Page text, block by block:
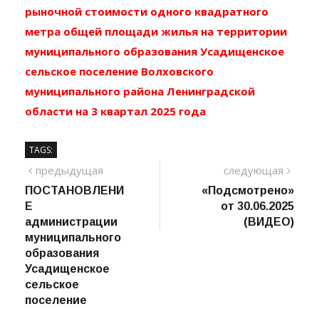
рыночной стоимости одного квадратного
метра общей площади жилья на территории
муниципального образования Усадищенское
сельское поселение Волховского
муниципального района Ленинградской
области на 3 квартал 2025 года
TAGS:
Навигация
по
записям
предыдущая
ПОСТАНОВЛЕНИ
Е
администрации
муниципального
образования
Усадищенское
сельское
поселение
следующая
пост
«Подсмотрено»
от 30.06.2025
(ВИДЕО)